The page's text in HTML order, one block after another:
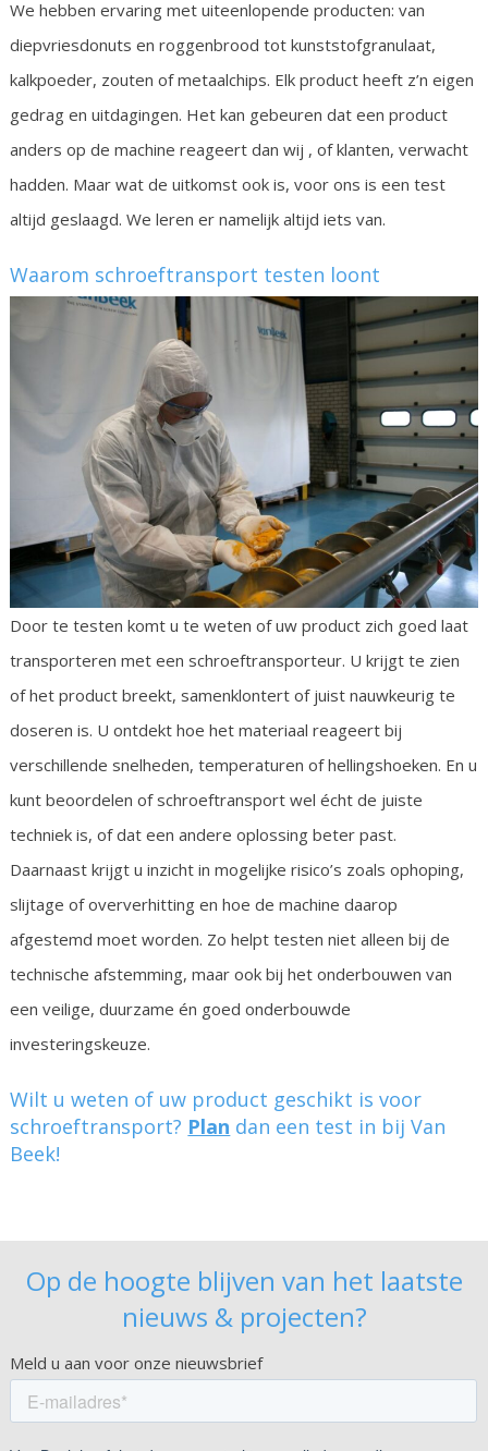
We hebben ervaring met uiteenlopende producten: van
diepvriesdonuts en roggenbrood tot kunststofgranulaat,
kalkpoeder, zouten of metaalchips. Elk product heeft z’n eigen
gedrag en uitdagingen. Het kan gebeuren dat een product
anders op de machine reageert dan wij , of klanten, verwacht
hadden. Maar wat de uitkomst ook is, voor ons is een test
altijd geslaagd. We leren er namelijk altijd iets van.
Waarom schroeftransport testen loont
Door te testen komt u te weten of uw product zich goed laat
transporteren met een schroeftransporteur. U krijgt te zien
of het product breekt, samenklontert of juist nauwkeurig te
doseren is. U ontdekt hoe het materiaal reageert bij
verschillende snelheden, temperaturen of hellingshoeken. En u
kunt beoordelen of schroeftransport wel écht de juiste
techniek is, of dat een andere oplossing beter past.
Daarnaast krijgt u inzicht in mogelijke risico’s zoals ophoping,
slijtage of oververhitting en hoe de machine daarop
afgestemd moet worden. Zo helpt testen niet alleen bij de
technische afstemming, maar ook bij het onderbouwen van
een veilige, duurzame én goed onderbouwde
investeringskeuze.
Wilt u weten of uw product geschikt is voor
schroeftransport? Plan dan een test in bij Van
Beek!
Op de hoogte blijven van het laatste
nieuws & projecten?
Meld u aan voor onze nieuwsbrief